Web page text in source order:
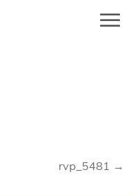
rvp_5481 →